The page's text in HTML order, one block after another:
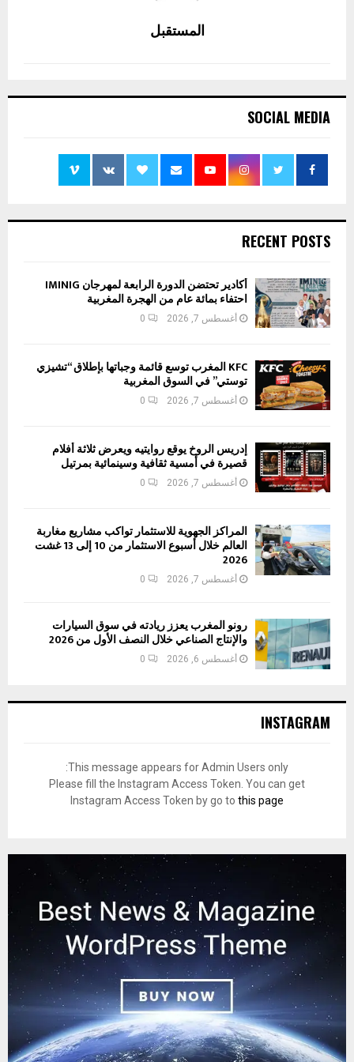
المستقبل
SOCIAL MEDIA
RECENT POSTS
أكادير تحتضن الدورة الرابعة لمهرجان IMINIG
احتفاء بمائة عام من الهجرة المغربية
أغسطس 7, 2026 0
KFC المغرب توسع قائمة وجباتها بإطلاق “تشيزي
توستي” في السوق المغربية
أغسطس 7, 2026 0
إدريس الروخ يوقع روايتيه ويعرض ثلاثة أفلام
قصيرة في أمسية ثقافية وسينمائية بمرتيل
أغسطس 7, 2026 0
المراكز الجهوية للاستثمار تواكب مشاريع مغاربة
العالم خلال أسبوع الاستثمار من 10 إلى 13 غشت
2026
أغسطس 7, 2026 0
رونو المغرب يعزز ريادته في سوق السيارات
والإنتاج الصناعي خلال النصف الأول من 2026
أغسطس 6, 2026 0
INSTAGRAM
This message appears for Admin Users only:
Please fill the Instagram Access Token. You can get
Instagram Access Token by go to this page